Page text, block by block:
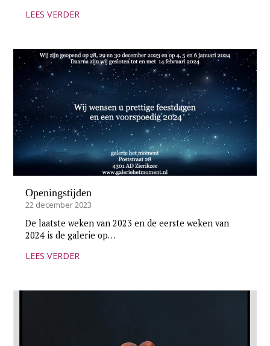
LEES VERDER
Openingstijden
22 december 2023
De laatste weken van 2023 en de eerste weken van
2024 is de galerie op…
LEES VERDER